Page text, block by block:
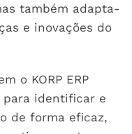
também adapta-
e inovações do
o KORP ERP
para identificar e
de forma eficaz,